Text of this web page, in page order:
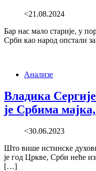
<21.08.2024
Бар нас мало старије, у
Срби као народ опстали
Анализе
Владика
је Србима
<30.06.2023
Што више истинске
је год Цркве, Срби неће
[…]